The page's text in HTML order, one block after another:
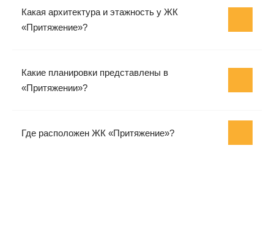
Какая архитектура и этажность у ЖК
«Притяжение»?
Какие планировки представлены в
«Притяжении»?
Где расположен ЖК «Притяжение»?